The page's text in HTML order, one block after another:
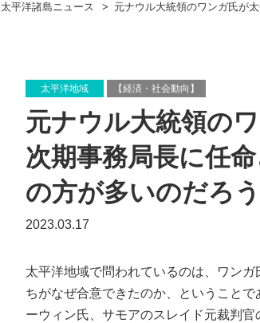
太平洋諸島ニュース > 元ナウル大統領のワンガ氏が
太平洋地域 【経済・社会動向】
元ナウル大統領の
次期事務局長に任
の方が多いのだろ
2023.03.17
太平洋地域で問われているのは、ワン
ちがなぜ合意できたのか、ということ
ーウィン氏、サモアのスレイド元裁判